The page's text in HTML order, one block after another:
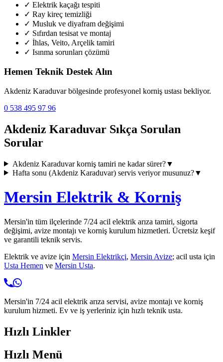
✓ Elektrik kaçağı tespiti
✓ Ray kireç temizliği
✓ Musluk ve diyafram değişimi
✓ Sıfırdan tesisat ve montaj
✓ İhlas, Veito, Arçelik tamiri
✓ Isınma sorunları çözümü
Hemen Teknik Destek Alın
Akdeniz Karaduvarbölgesinde profesyonel korniş ustası bekliyor.
0 538 495 97 96
Akdeniz Karaduvar Sıkça Sorulan
Sorular
Akdeniz Karaduvarkorniş tamiri ne kadar sürer?▼
Hafta sonu (Akdeniz Karaduvar) servis veriyor musunuz?▼
Mersin Elektrik & Korniş
Mersin'in tüm ilçelerinde 7/24 acil elektrik arıza tamiri, sigorta
değişimi, avize montajı ve korniş kurulum hizmetleri. Ücretsiz keşif
ve garantili teknik servis.
Elektrik ve avize için Mersin Elektrikçi, Mersin Avize; acil usta için
Usta Hemen ve Mersin Usta.
Mersin'in 7/24 acil elektrik arıza servisi, avize montajı ve korniş
kurulum hizmeti. Ev ve iş yerleriniz için hızlı teknik usta.
Hızlı Linkler
Hızlı Menü